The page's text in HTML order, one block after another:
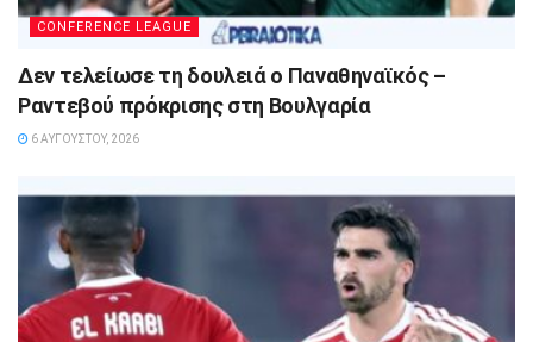
CONFERENCE LEAGUE
Δεν τελείωσε τη δουλειά ο Παναθηναϊκός –
Ραντεβού πρόκρισης στη Βουλγαρία
6 ΑΥΓΟΎΣΤΟΥ, 2026